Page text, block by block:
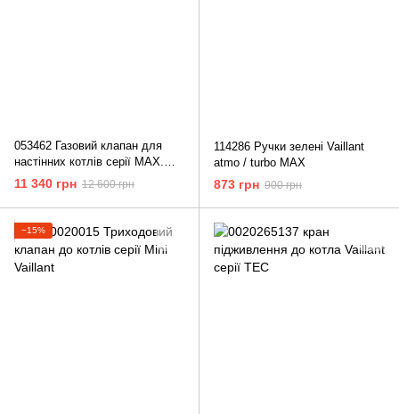
053462 Газовий клапан для
настінних котлів серії МАХ.
Vaillant
11 340 грн 12 600 грн
114286 Ручки зелені Vaillant
atmo / turbo MAX
873 грн 900 грн
−15%